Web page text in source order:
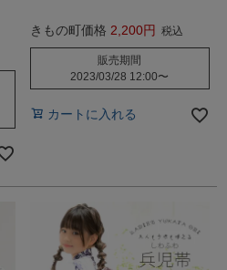
きもの町価格 2,200 税込
販売期間
2023/03/28 12:00〜
カートに入れる